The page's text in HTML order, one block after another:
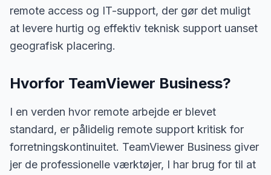
remote access og IT-support, der gør det muligt
at levere hurtig og effektiv teknisk support uanset
geografisk placering.
Hvorfor TeamViewer Business?
I en verden hvor remote arbejde er blevet
standard, er pålidelig remote support kritisk for
forretningskontinuitet. TeamViewer Business giver
jer de professionelle værktøjer, I har brug for til at